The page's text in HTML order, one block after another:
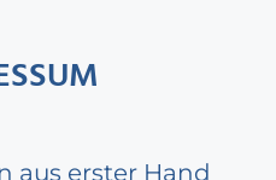
aus erster Hand